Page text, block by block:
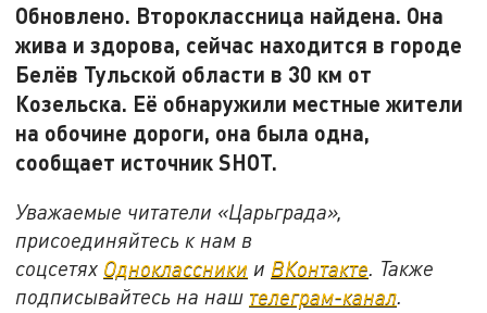
Обновлено. Второклассница найдена. Она
жива и здорова, сейчас находится в городе
Белёв Тульской области в 30 км от
Козельска. Её обнаружили местные жители
на обочине дороги, она была одна,
сообщает источник SHOT.
Уважаемые читатели «Царьграда»,
присоединяйтесь к нам в
соцсетях Одноклассники и ВКонтакте. Также
подписывайтесь на наш телеграм-канал.